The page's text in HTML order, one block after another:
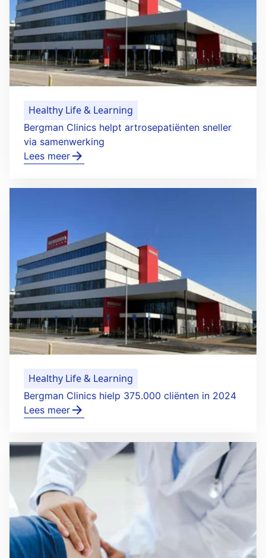
Healthy Life & Learning
Bergman Clinics helpt artrosepatiënten sneller
via samenwerking
Lees meer
Healthy Life & Learning
Bergman Clinics hielp 375.000 cliënten in 2024
Lees meer